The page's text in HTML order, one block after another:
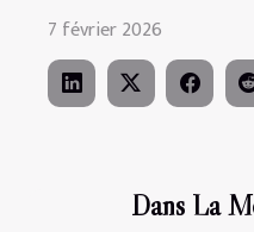
Dans La
7 février 2026